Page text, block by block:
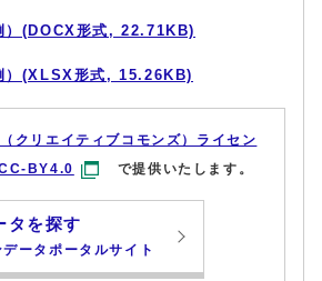
）(DOCX形式, 22.71KB)
）(XLSX形式, 15.26KB)
クリエイティブコモンズ）ライセン
BY4.0 で提供いたします。
タを探す
ータポータルサイト